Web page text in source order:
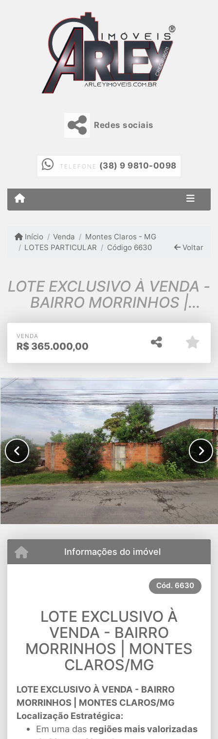
Redes sociais
TELEFONE (38) 9 9810-0098
Início Venda
Montes Claros - MG
LOTES PARTICULAR
Código 6630 Voltar
LOTE EXCLUSIVO À VENDA -
BAIRRO MORRINHOS |
MONTES CLAROS/MG
VENDA
R$ 365.000,00
Informações do imóvel
Cód. 6630
LOTE EXCLUSIVO À
VENDA - BAIRRO
MORRINHOS | MONTES
CLAROS/MG
LOTE EXCLUSIVO À VENDA - BAIRRO
MORRINHOS | MONTES CLAROS/MG
Localização Estratégica:
Em uma das regiões mais valorizadas